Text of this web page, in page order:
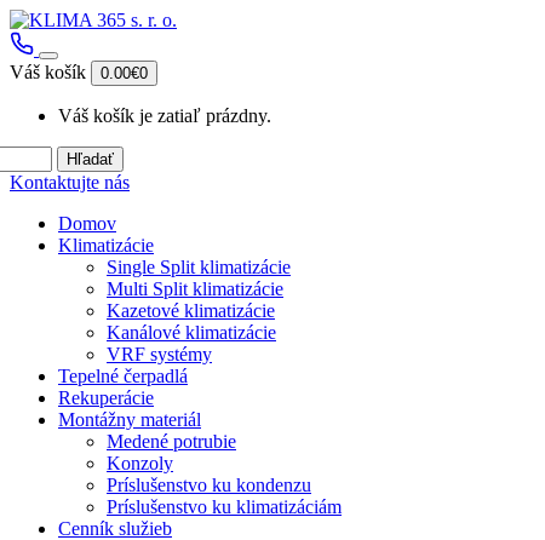
Váš košík 0.00€0
Váš košík je zatiaľ prázdny.
Hľadať
Kontaktujte nás
Domov
Klimatizácie
Single Split klimatizácie
Multi Split klimatizácie
Kazetové klimatizácie
Kanálové klimatizácie
VRF systémy
Tepelné čerpadlá
Rekuperácie
Montážny materiál
Medené potrubie
Konzoly
Príslušenstvo ku kondenzu
Príslušenstvo ku klimatizáciám
Cenník služieb